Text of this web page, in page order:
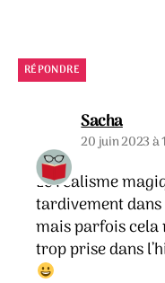
RÉPONDRE
Sachadit :
20 juin 2023 à
Le réalisme
tardivement dans
mais parfois cela
trop prise dans